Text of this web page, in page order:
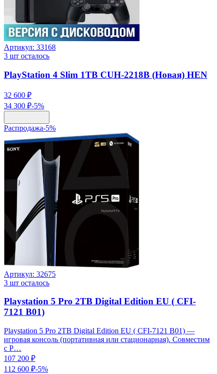
Артикул: 33168
3 шт осталось
PlayStation 4 Slim 1TB CUH-2218B (Новая) HEN
32 600 ₽
34 300 ₽-5%
Распродажа-5%
Артикул: 32675
3 шт осталось
Playstation 5 Pro 2TB Digital Edition EU ( CFI-
7121 B01)
Playstation 5 Pro 2TB Digital Edition EU ( CFI-7121 B01) —
игровая консоль (портативная или стационарная). Совместим
с P…
107 200 ₽
112 600 ₽-5%